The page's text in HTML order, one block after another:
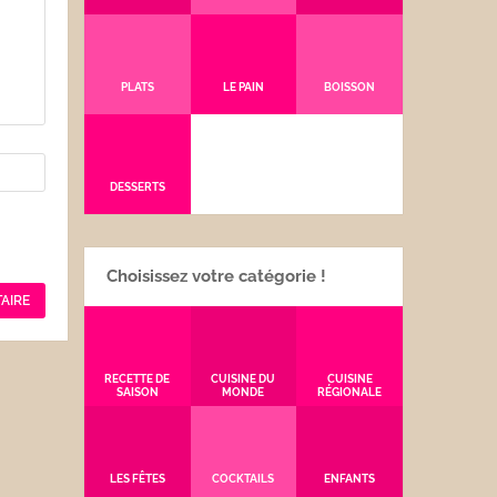
PLATS LE PAIN BOISSON
DESSERTS
Choisissez votre catégorie !
RECETTE DE
SAISON
CUISINE DU
MONDE
CUISINE
RÉGIONALE
LES FÊTES COCKTAILS ENFANTS